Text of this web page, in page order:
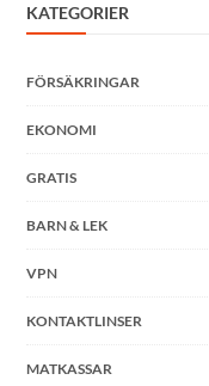
KATEGORIER
FÖRSÄKRINGAR
EKONOMI
GRATIS
BARN & LEK
VPN
KONTAKTLINSER
MATKASSAR